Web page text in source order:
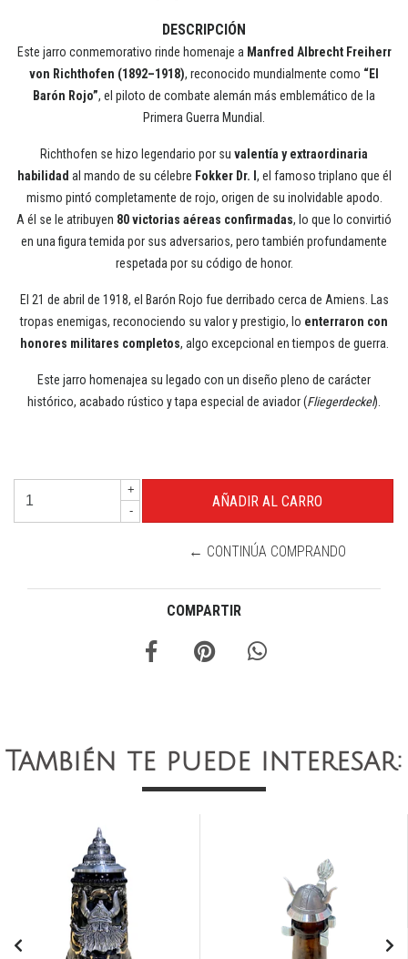
DESCRIPCIÓN
Este jarro conmemorativo rinde homenaje a Manfred Albrecht Freiherr
von Richthofen (1892–1918), reconocido mundialmente como “El
Barón Rojo”, el piloto de combate alemán más emblemático de la
Primera Guerra Mundial.
Richthofen se hizo legendario por su valentía y extraordinaria
habilidad al mando de su célebre Fokker Dr. I , el famoso triplano que él
mismo pintó completamente de rojo, origen de su inolvidable apodo.
A él se le atribuyen 80 victorias aéreas confirmadas, lo que lo convirtió
en una figura temida por sus adversarios, pero también profundamente
respetada por su código de honor.
El 21 de abril de 1918, el Barón Rojo fue derribado cerca de Amiens. Las
tropas enemigas, reconociendo su valor y prestigio, lo enterraron con
honores militares completos, algo excepcional en tiempos de guerra.
Este jarro homenajea su legado con un diseño pleno de carácter
histórico, acabado rústico y tapa especial de aviador (Fliegerdeckel).
+
-
← CONTINÚA COMPRANDO
COMPARTIR
También te puede interesar: